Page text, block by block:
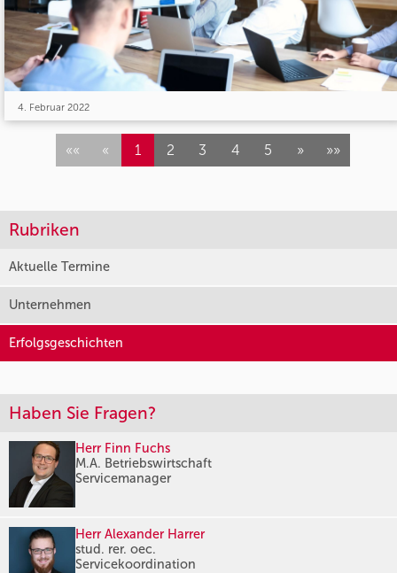
4. Februar 2022
«« « 1 2 3 4 5 » »»
Rubriken
Aktuelle Termine
Unternehmen
Erfolgsgeschichten
Haben Sie Fragen?
Herr Finn Fuchs
M.A. Betriebswirtschaft
Servicemanager
Herr Alexander Harrer
stud. rer. oec.
Servicekoordination